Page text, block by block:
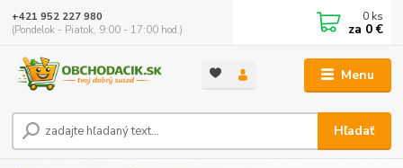
Menu
Hľadať
+421 952 227 980
(Pondelok - Piatok, 9:00 - 17:00 hod.)
0 ks
za 0 €